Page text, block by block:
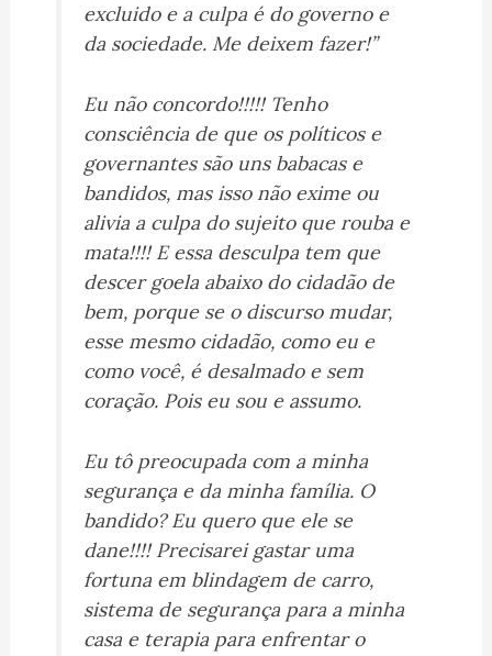
excluido e a culpa é do governo e
da sociedade. Me deixem fazer!”
Eu não concordo!!!!! Tenho
consciência de que os políticos e
governantes são uns babacas e
bandidos, mas isso não exime ou
alivia a culpa do sujeito que rouba e
mata!!!! E essa desculpa tem que
descer goela abaixo do cidadão de
bem, porque se o discurso mudar,
esse mesmo cidadão, como eu e
como você, é desalmado e sem
coração. Pois eu sou e assumo.
Eu tô preocupada com a minha
segurança e da minha família. O
bandido? Eu quero que ele se
dane!!!! Precisarei gastar uma
fortuna em blindagem de carro,
sistema de segurança para a minha
casa e terapia para enfrentar o